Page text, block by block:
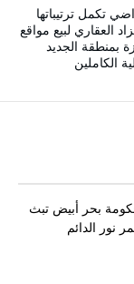
تكمل ترتيباتها
العقاري لبيع مواقع
بمنطقة الجديد
الكاملين
بحر أبيض تبث
نور الدائم